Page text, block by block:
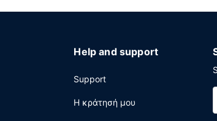
Help and support
Support
Η κράτησή μου